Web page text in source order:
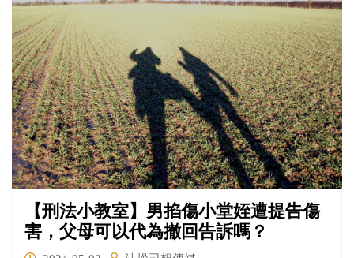
【刑法小教室】男掐傷小堂姪遭提告傷
害，父母可以代為撤回告訴嗎？